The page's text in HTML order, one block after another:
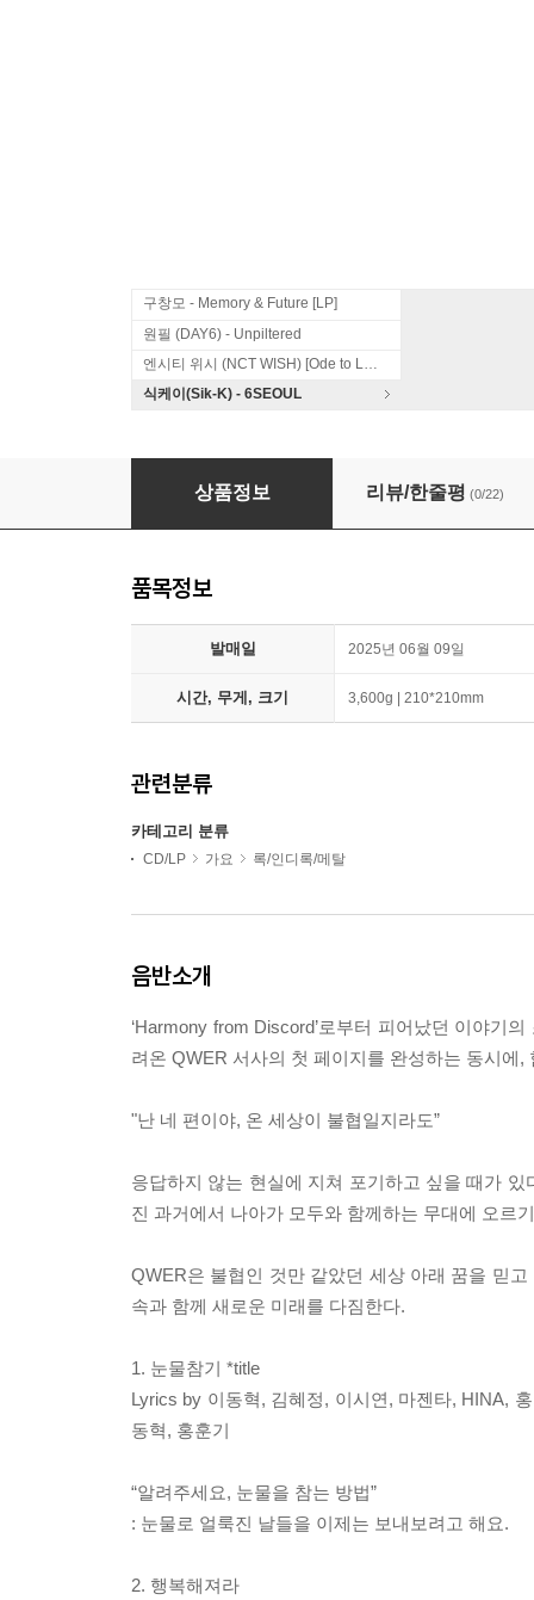
구창모 - Memory & Future [LP]
원필 (DAY6) - Unpiltered
엔시티 위시 (NCT WISH) [Ode to Love]
식케이(Sik-K) - 6SEOUL
QWER (큐더블유이알) - 미니앨범 3집 : 난 네
상품정보 리뷰/한줄평 (0/22)
품목정보
발매일 2025년 06월 09일
시간, 무게, 크기 3,600g | 210*210mm
관련분류
카테고리 분류
CD/LP 가요 록/인디록/메탈
음반소개
‘Harmony from Discord’로부터 피어났던 이야기
려온 QWER 서사의 첫 페이지를 완성하는 동시에
"난 네 편이야, 온 세상이 불협일지라도”
응답하지 않는 현실에 지쳐 포기하고 싶을 때가
진 과거에서 나아가 모두와 함께하는 무대에 오르
QWER은 불협인 것만 같았던 세상 아래 꿈을 믿
속과 함께 새로운 미래를 다짐한다.
1. 눈물참기 *title
Lyrics by 이동혁, 김혜정, 이시연, 마젠타, HINA,
동혁, 홍훈기
“알려주세요, 눈물을 참는 방법”
: 눈물로 얼룩진 날들을 이제는 보내보려고 해요.
2. 행복해져라